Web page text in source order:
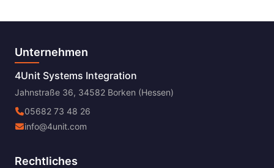
Unternehmen
4Unit Systems Integration
Jahnstraße 36, 34582 Borken (Hessen)
05682 73 48 26
info@4unit.com
Rechtliches